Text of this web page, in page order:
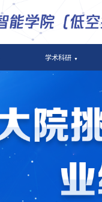
学术科研